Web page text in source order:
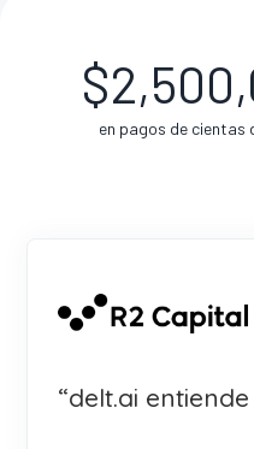
$
en pagos de cientas
“delt.ai